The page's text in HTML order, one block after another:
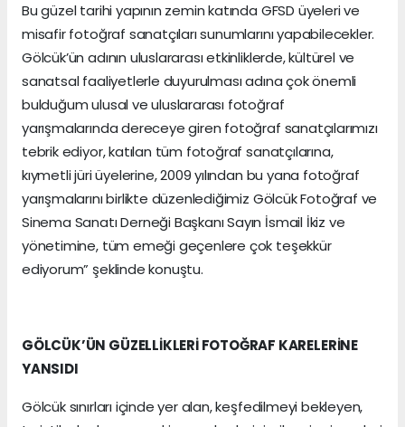
Bu güzel tarihi yapının zemin katında GFSD üyeleri ve
misafir fotoğraf sanatçıları sunumlarını yapabilecekler.
Gölcük’ün adının uluslararası etkinliklerde, kültürel ve
sanatsal faaliyetlerle duyurulması adına çok önemli
bulduğum ulusal ve uluslararası fotoğraf
yarışmalarında dereceye giren fotoğraf sanatçılarımızı
tebrik ediyor, katılan tüm fotoğraf sanatçılarına,
kıymetli jüri üyelerine, 2009 yılından bu yana fotoğraf
yarışmalarını birlikte düzenlediğimiz Gölcük Fotoğraf ve
Sinema Sanatı Derneği Başkanı Sayın İsmail İkiz ve
yönetimine, tüm emeği geçenlere çok teşekkür
ediyorum” şeklinde konuştu.
GÖLCÜK’ÜN GÜZELLİKLERİ FOTOĞRAF KARELERİNE
YANSIDI
Gölcük sınırları içinde yer alan, keşfedilmeyi bekleyen,